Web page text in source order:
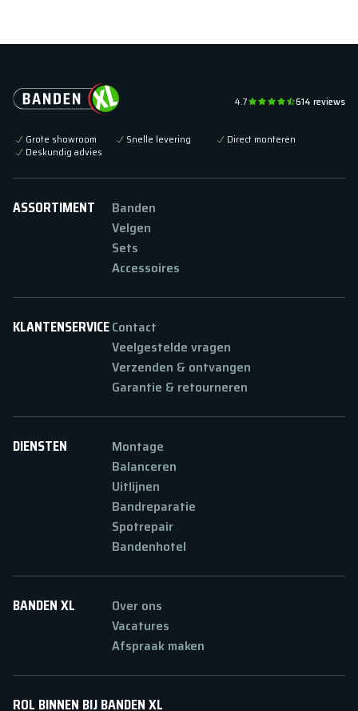
4.7 614 reviews
Grote showroom Snelle levering
Direct monteren
Deskundig advies
ASSORTIMENT
Banden
Velgen
Sets
Accessoires
KLANTENSERVICEContact
Veelgestelde vragen
Verzenden & ontvangen
Garantie & retourneren
DIENSTEN
Montage
Balanceren
Uitlijnen
Bandreparatie
Spotrepair
Bandenhotel
BANDEN XL
Over ons
Vacatures
Afspraak maken
ROL BINNEN BIJ BANDEN XL